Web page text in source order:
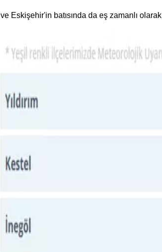
Eskişehir'in batısında da eş zamanlı